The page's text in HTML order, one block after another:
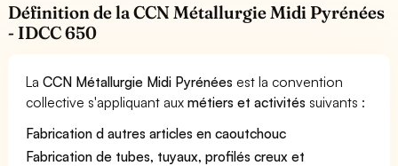
Définition de la CCN Métallurgie Midi Pyrénées
- IDCC 650
LaCCN Métallurgie Midi Pyrénées est la convention
collective s'appliquant auxmétiers et activités suivants :
Fabrication d autres articles en caoutchouc
Fabrication de tubes, tuyaux, profilés creux et